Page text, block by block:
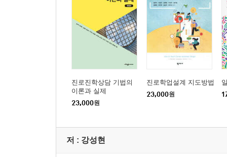
02 최근 교육과정의 변화에 따른 입시제도와 진로
제7장 진로?4직업정보의 탐색
01 미래사회와 직업세계의 변화
02 새롭게 부상하는 미래 유망 직업
03 진로?직업정보 탐색
01 진로 심리검사 선택의 기준
02 진로 심리검사의 선택
제9장 진로교육과 상담 프로그램
01 프로그램의 이해
진로진학상담 기법의
이론과 실제
23,000원
진로학업설계 지도방법
23,000원
저 : 강성현